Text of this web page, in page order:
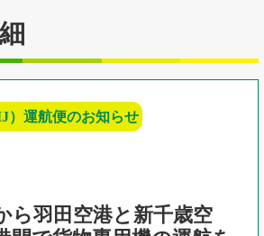
）運航便のお知らせ
ら羽田空港と新千歳空